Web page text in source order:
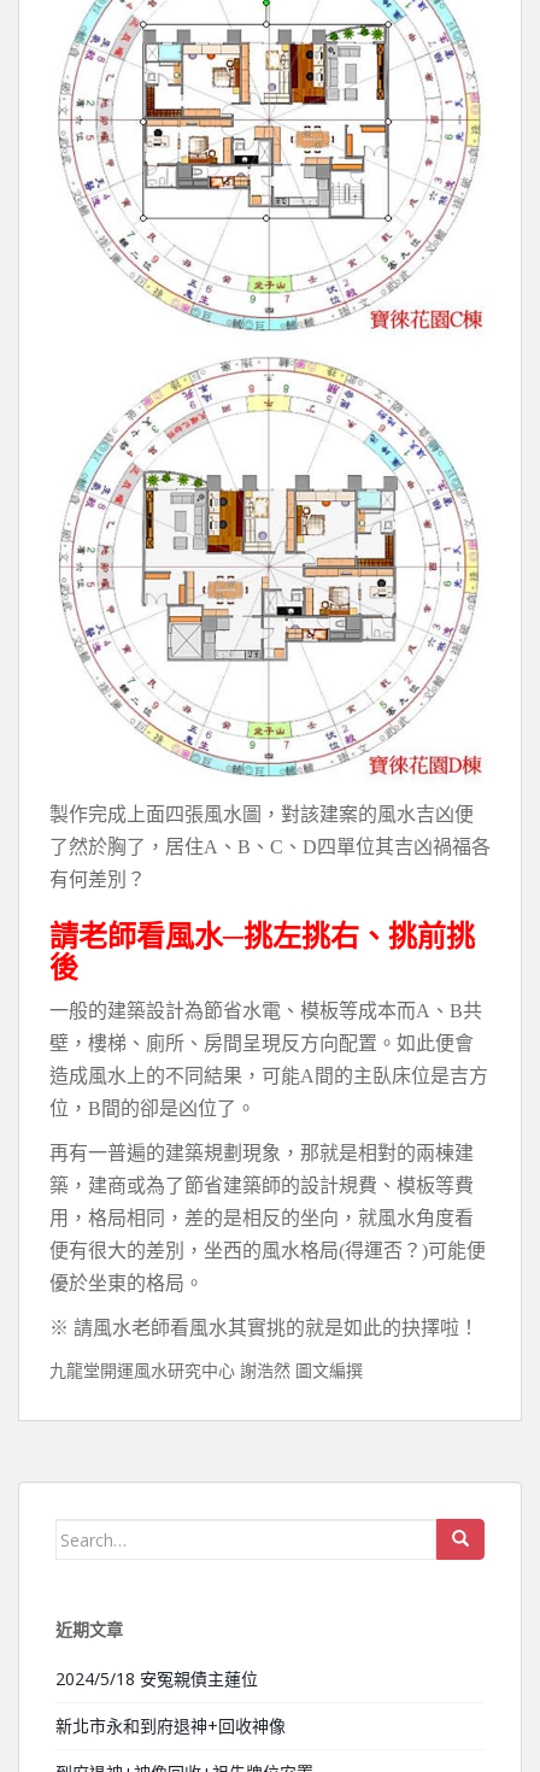
製作完成上面四張風水圖，對該建案的風水吉凶便
了然於胸了，居住A、B、C、D四單位其吉凶禍福各
有何差別？
請老師看風水─挑左挑右、挑前挑
後
一般的建築設計為節省水電、模板等成本而A、B共
壁，樓梯、廁所、房間呈現反方向配置。如此便會
造成風水上的不同結果，可能A間的主臥床位是吉方
位，B間的卻是凶位了。
再有一普遍的建築規劃現象，那就是相對的兩棟建
築，建商或為了節省建築師的設計規費、模板等費
用，格局相同，差的是相反的坐向，就風水角度看
便有很大的差別，坐西的風水格局(得運否？)可能便
優於坐東的格局。
※ 請風水老師看風水其實挑的就是如此的抉擇啦！
九龍堂開運風水研究中心 謝浩然 圖文編撰
Search for:
近期文章
2024/5/18 安冤親債主蓮位
新北市永和到府退神+回收神像